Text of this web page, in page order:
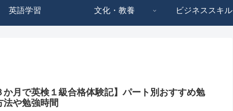
英語学習 文化・教養 ビジネススキル
か月で英検１級合格体験記】パート別おすすめ勉
法や勉強時間